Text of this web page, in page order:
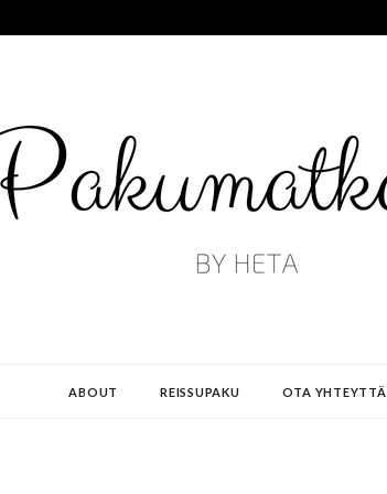
ABOUT REISSUPAKU OTA YHTEYTTÄ